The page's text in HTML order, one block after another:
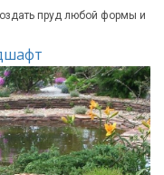
пруд любой формы и